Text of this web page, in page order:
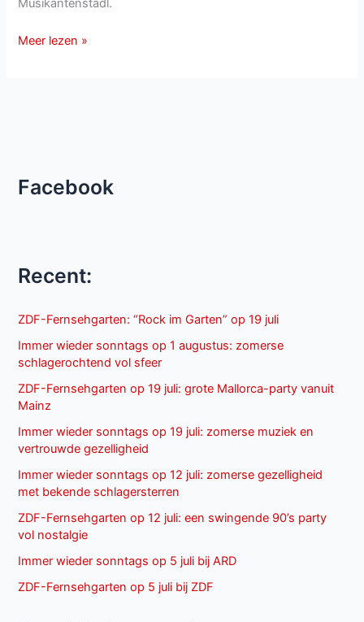
Musikantenstadl.
Silvesterstadl
Meer lezen »
Facebook
Recent:
ZDF-Fernsehgarten: “Rock im Garten” op 19 juli
Immer wieder sonntags op 1 augustus: zomerse
schlagerochtend vol sfeer
ZDF-Fernsehgarten op 19 juli: grote Mallorca-party vanuit
Mainz
Immer wieder sonntags op 19 juli: zomerse muziek en
vertrouwde gezelligheid
Immer wieder sonntags op 12 juli: zomerse gezelligheid
met bekende schlagersterren
ZDF-Fernsehgarten op 12 juli: een swingende 90’s party
vol nostalgie
Immer wieder sonntags op 5 juli bij ARD
ZDF-Fernsehgarten op 5 juli bij ZDF